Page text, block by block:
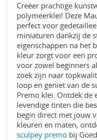
Creëer prachtige
polymeerklei! Deze
perfect voor
miniaturen dankzij de
eigenschappen na het
kleur zorgt voor een
voor zowel beginners
zoek zijn naar
loop en geniet van de
Premo klei. Ontdek de
levendige tinten die
begin direct met jouw
kleuren en maten,
sculpey premo bij